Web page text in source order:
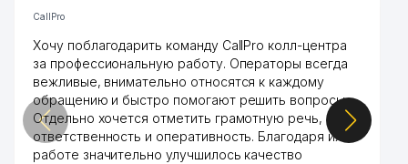
CallPro
Хочу поблагодарить команду CallPro колл-центра
за профессиональную работу. Операторы всегда
вежливые, внимательно относятся к каждому
обращению и быстро помогают решить вопросы.
Отдельно хочется отметить грамотную речь,
ответственность и оперативность. Благодаря их
работе значительно улучшилось качество